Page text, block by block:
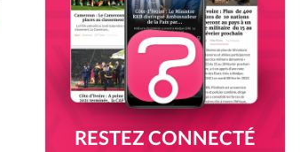
RESTEZ CONNECTÉ